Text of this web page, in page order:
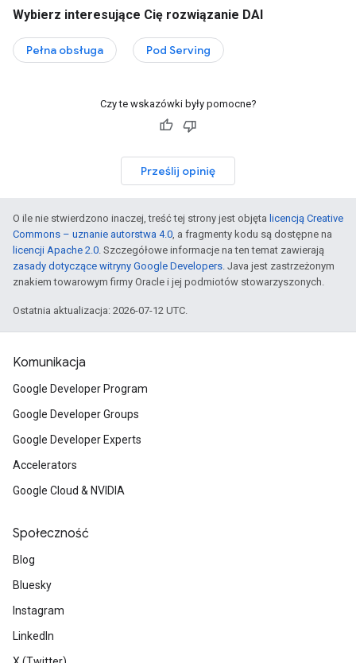
Wybierz interesujące Cię rozwiązanie DAI
Pełna obsługa Pod Serving
Czy te wskazówki były pomocne?
Prześlij opinię
O ile nie stwierdzono inaczej, treść tej strony jest objęta licencją Creative
Commons – uznanie autorstwa 4.0, a fragmenty kodu są dostępne na
licencji Apache 2.0. Szczegółowe informacje na ten temat zawierają
zasady dotyczące witryny Google Developers. Java jest zastrzeżonym
znakiem towarowym firmy Oracle i jej podmiotów stowarzyszonych.
Ostatnia aktualizacja: 2026-07-12 UTC.
Komunikacja
Google Developer Program
Google Developer Groups
Google Developer Experts
Accelerators
Google Cloud & NVIDIA
Społeczność
Blog
Bluesky
Instagram
LinkedIn